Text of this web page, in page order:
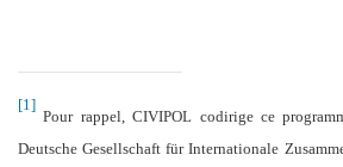
[1]
Pour rappel, CIVIPOL codirige ce
Deutsche Gesellschaft für Internationale